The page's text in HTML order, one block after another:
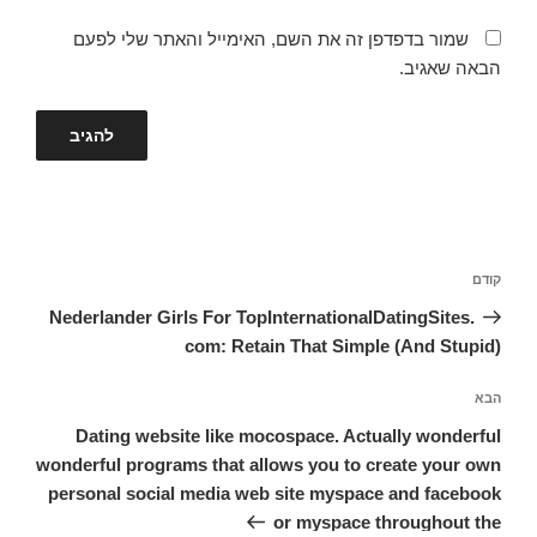
שמור בדפדפן זה את השם, האימייל והאתר שלי לפעם
הבאה שאגיב.
הפוסט
הקודם
קודם
Nederlander Girls For TopInternationalDatingSites.
com: Retain That Simple (And Stupid)
הפוסט
הבא
הבא
Dating website like mocospace. Actually wonderful
wonderful programs that allows you to create your own
personal social media web site myspace and facebook
or myspace throughout the